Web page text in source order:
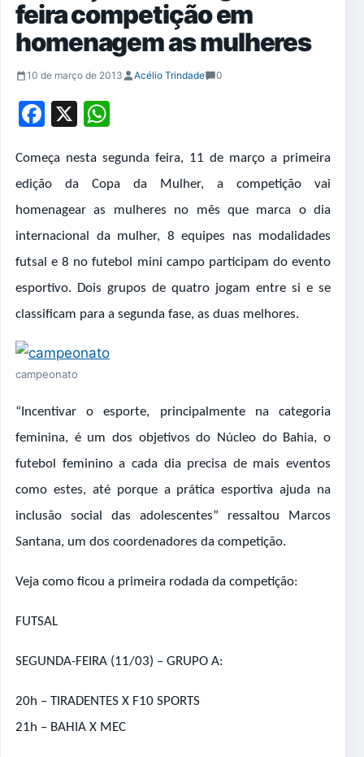
feira competição em
homenagem as mulheres
10 de março de 2013 Acélio Trindade 0
Facebook
X
Começa nesta segunda feira, 11 de março a primeira
edição da Copa da Mulher, a competição vai
homenagear as mulheres no mês que marca o dia
internacional da mulher, 8 equipes nas modalidades
futsal e 8 no futebol mini campo participam do evento
esportivo. Dois grupos de quatro jogam entre si e se
classificam para a segunda fase, as duas melhores.
campeonato
“Incentivar o esporte, principalmente na categoria
feminina, é um dos objetivos do Núcleo do Bahia, o
futebol feminino a cada dia precisa de mais eventos
como estes, até porque a prática esportiva ajuda na
inclusão social das adolescentes” ressaltou Marcos
Santana, um dos coordenadores da competição.
Veja como ficou a primeira rodada da competição:
FUTSAL
SEGUNDA-FEIRA (11/03) – GRUPO A:
20h – TIRADENTES X F10 SPORTS
21h – BAHIA X MEC